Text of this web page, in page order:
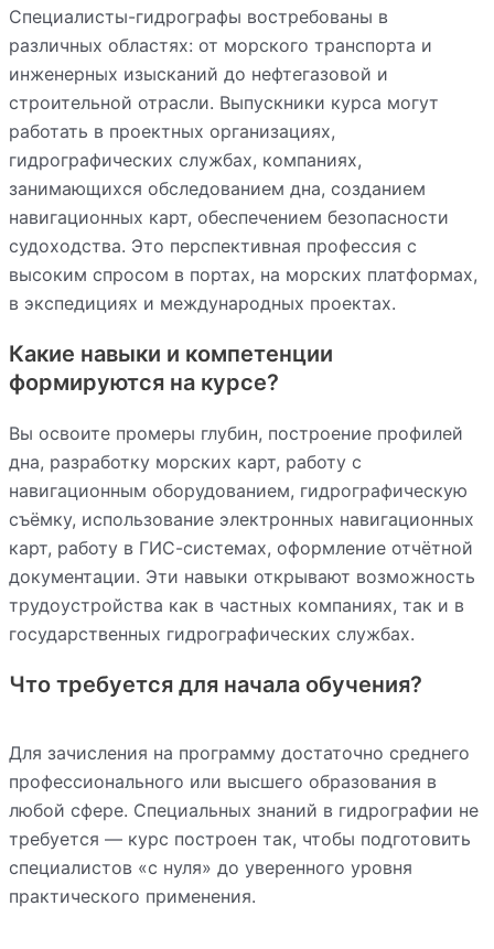
Специалисты-гидрографы востребованы в
различных областях: от морского транспорта и
инженерных изысканий до нефтегазовой и
строительной отрасли. Выпускники курса могут
работать в проектных организациях,
гидрографических службах, компаниях,
занимающихся обследованием дна, созданием
навигационных карт, обеспечением безопасности
судоходства. Это перспективная профессия с
высоким спросом в портах, на морских платформах,
в экспедициях и международных проектах.
Какие навыки и компетенции
формируются на курсе?
Вы освоите промеры глубин, построение профилей
дна, разработку морских карт, работу с
навигационным оборудованием, гидрографическую
съёмку, использование электронных навигационных
карт, работу в ГИС-системах, оформление отчётной
документации. Эти навыки открывают возможность
трудоустройства как в частных компаниях, так и в
государственных гидрографических службах.
Что требуется для начала обучения?
Для зачисления на программу достаточно среднего
профессионального или высшего образования в
любой сфере. Специальных знаний в гидрографии не
требуется — курс построен так, чтобы подготовить
специалистов «с нуля» до уверенного уровня
практического применения.